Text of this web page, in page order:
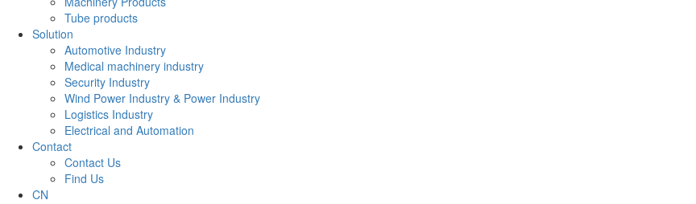
Tube products
Solution
Automotive Industry
Medical machinery industry
Security Industry
Wind Power Industry & Power Industry
Logistics Industry
Electrical and Automation
Contact
Contact Us
Find Us
CN